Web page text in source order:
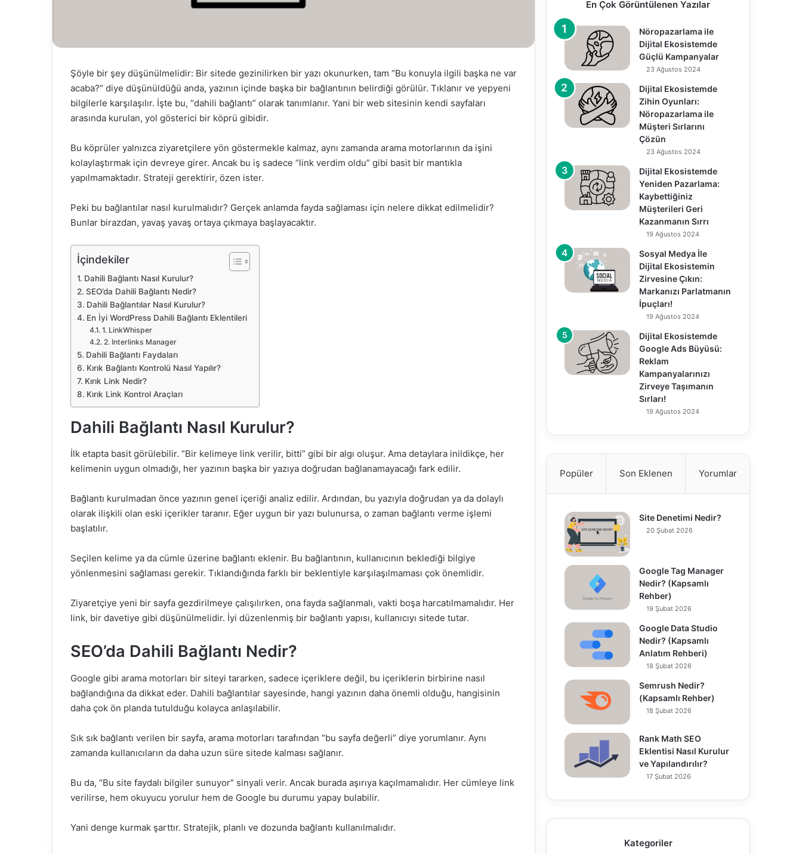
Şöyle bir şey düşünülmelidir: Bir sitede gezinilirken bir yazı okunurken, tam “Bu konuyla ilgili başka ne var
acaba?” diye düşünüldüğü anda, yazının içinde başka bir bağlantının belirdiği görülür. Tıklanır ve yepyeni
bilgilerle karşılaşılır. İşte bu, “dahili bağlantı” olarak tanımlanır. Yani bir web sitesinin kendi sayfaları
arasında kurulan, yol gösterici bir köprü gibidir.
Bu köprüler yalnızca ziyaretçilere yön göstermekle kalmaz, aynı zamanda arama motorlarının da işini
kolaylaştırmak için devreye girer. Ancak bu iş sadece “link verdim oldu” gibi basit bir mantıkla
yapılmamaktadır. Strateji gerektirir, özen ister.
Peki bu bağlantılar nasıl kurulmalıdır? Gerçek anlamda fayda sağlaması için nelere dikkat edilmelidir?
Bunlar birazdan, yavaş yavaş ortaya çıkmaya başlayacaktır.
İçindekiler
Dahili Bağlantı Nasıl Kurulur?
SEO’da Dahili Bağlantı Nedir?
Dahili Bağlantılar Nasıl Kurulur?
En İyi WordPress Dahili Bağlantı Eklentileri
1. LinkWhisper
2. Interlinks Manager
Dahili Bağlantı Faydaları
Kırık Bağlantı Kontrolü Nasıl Yapılır?
Kırık Link Nedir?
Kırık Link Kontrol Araçları
Dahili Bağlantı Nasıl Kurulur?
İlk etapta basit görülebilir. “Bir kelimeye link verilir, bitti” gibi bir algı oluşur. Ama detaylara inildikçe, her
kelimenin uygun olmadığı, her yazının başka bir yazıya doğrudan bağlanamayacağı fark edilir.
Bağlantı kurulmadan önce yazının genel içeriği analiz edilir. Ardından, bu yazıyla doğrudan ya da dolaylı
olarak ilişkili olan eski içerikler taranır. Eğer uygun bir yazı bulunursa, o zaman bağlantı verme işlemi
başlatılır.
Seçilen kelime ya da cümle üzerine bağlantı eklenir. Bu bağlantının, kullanıcının beklediği bilgiye
yönlenmesini sağlaması gerekir. Tıklandığında farklı bir beklentiyle karşılaşılmaması çok önemlidir.
Ziyaretçiye yeni bir sayfa gezdirilmeye çalışılırken, ona fayda sağlanmalı, vakti boşa harcatılmamalıdır. Her
link, bir davetiye gibi düşünülmelidir. İyi düzenlenmiş bir bağlantı yapısı, kullanıcıyı sitede tutar.
SEO’da Dahili Bağlantı Nedir?
Google gibi arama motorları bir siteyi tararken, sadece içeriklere değil, bu içeriklerin birbirine nasıl
bağlandığına da dikkat eder. Dahili bağlantılar sayesinde, hangi yazının daha önemli olduğu, hangisinin
daha çok ön planda tutulduğu kolayca anlaşılabilir.
Sık sık bağlantı verilen bir sayfa, arama motorları tarafından “bu sayfa değerli” diye yorumlanır. Aynı
zamanda kullanıcıların da daha uzun süre sitede kalması sağlanır.
Bu da, “Bu site faydalı bilgiler sunuyor” sinyali verir. Ancak burada aşırıya kaçılmamalıdır. Her cümleye link
verilirse, hem okuyucu yorulur hem de Google bu durumu yapay bulabilir.
Yani denge kurmak şarttır. Stratejik, planlı ve dozunda bağlantı kullanılmalıdır.
En Çok Görüntülenen Yazılar
Nöropazarlama ile
Dijital Ekosistemde
Güçlü Kampanyalar
23 Ağustos 2024
Dijital Ekosistemde
Zihin Oyunları:
Nöropazarlama ile
Müşteri Sırlarını
Çözün
23 Ağustos 2024
Dijital Ekosistemde
Yeniden Pazarlama:
Kaybettiğiniz
Müşterileri Geri
Kazanmanın Sırrı
19 Ağustos 2024
Sosyal Medya İle
Dijital Ekosistemin
Zirvesine Çıkın:
Markanızı Parlatmanın
İpuçları!
19 Ağustos 2024
Dijital Ekosistemde
Google Ads Büyüsü:
Reklam
Kampanyalarınızı
Zirveye Taşımanın
Sırları!
19 Ağustos 2024
Popüler Son Eklenen Yorumlar
Site Denetimi Nedir?
20 Şubat 2026
Google Tag Manager
Nedir? (Kapsamlı
Rehber)
19 Şubat 2026
Google Data Studio
Nedir? (Kapsamlı
Anlatım Rehberi)
18 Şubat 2026
Semrush Nedir?
(Kapsamlı Rehber)
18 Şubat 2026
Rank Math SEO
Eklentisi Nasıl Kurulur
ve Yapılandırılır?
17 Şubat 2026
Kategoriler